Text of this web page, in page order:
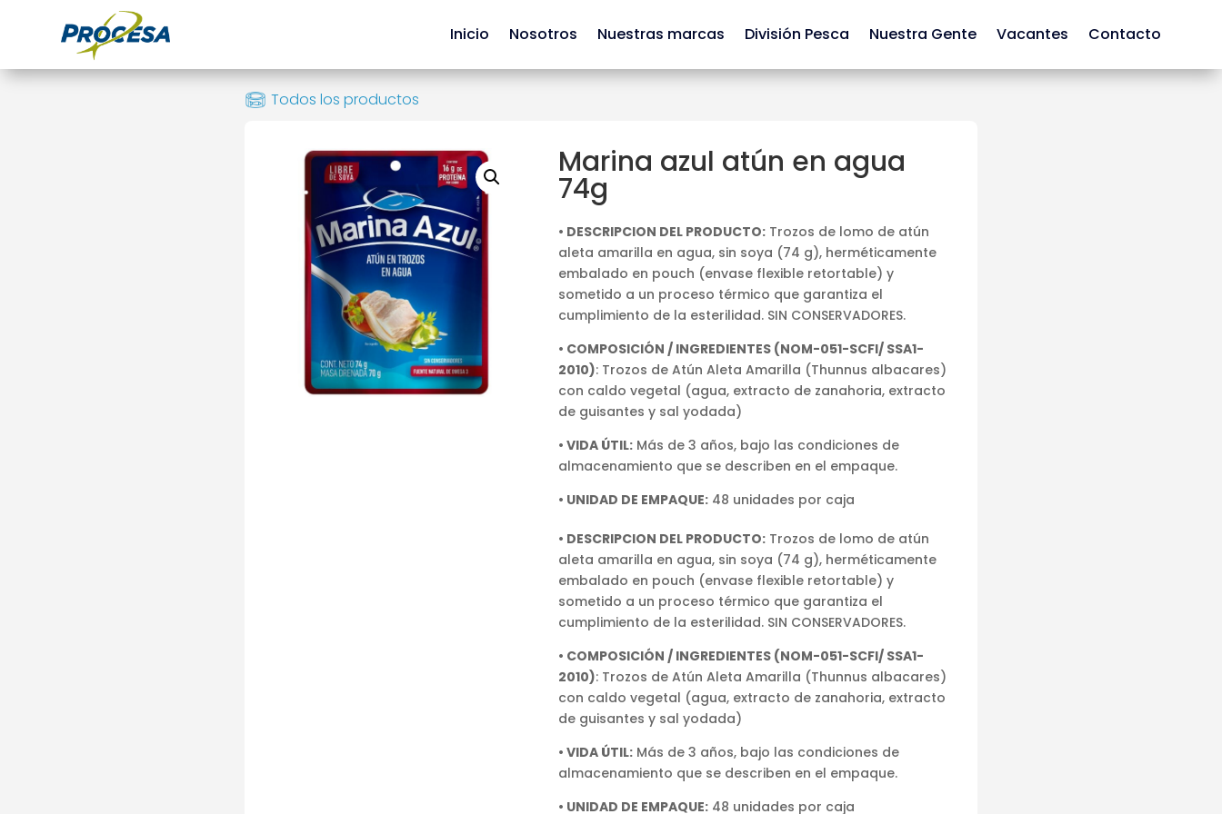
Inicio Nosotros Nuestras marcas División Pesca Nuestra Gente Vacantes Contacto
Todos los productos
Marina azul atún en agua
74g
• DESCRIPCION DEL PRODUCTO:Trozos de lomo de atún
aleta amarilla en agua, sin soya (74 g), herméticamente
embalado en pouch (envase flexible retortable) y
sometido a un proceso térmico que garantiza el
cumplimiento de la esterilidad. SIN CONSERVADORES.
• COMPOSICIÓN / INGREDIENTES (NOM-051-SCFI/ SSA1-
2010): Trozos de Atún Aleta Amarilla (Thunnus albacares)
con caldo vegetal (agua, extracto de zanahoria, extracto
de guisantes y sal yodada)
• VIDA ÚTIL:Más de 3 años, bajo las condiciones de
almacenamiento que se describen en el empaque.
• UNIDAD DE EMPAQUE:48 unidades por caja
• DESCRIPCION DEL PRODUCTO:Trozos de lomo de atún
aleta amarilla en agua, sin soya (74 g), herméticamente
embalado en pouch (envase flexible retortable) y
sometido a un proceso térmico que garantiza el
cumplimiento de la esterilidad. SIN CONSERVADORES.
• COMPOSICIÓN / INGREDIENTES (NOM-051-SCFI/ SSA1-
2010): Trozos de Atún Aleta Amarilla (Thunnus albacares)
con caldo vegetal (agua, extracto de zanahoria, extracto
de guisantes y sal yodada)
• VIDA ÚTIL:Más de 3 años, bajo las condiciones de
almacenamiento que se describen en el empaque.
• UNIDAD DE EMPAQUE:48 unidades por caja